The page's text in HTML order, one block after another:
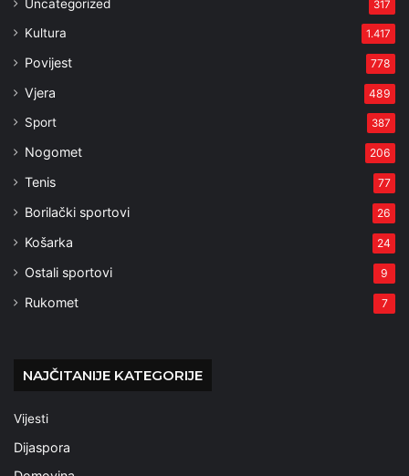
Uncategorized 317
Kultura 1.417
Povijest 778
Vjera 489
Sport 387
Nogomet 206
Tenis 77
Borilački sportovi 26
Košarka 24
Ostali sportovi 9
Rukomet 7
NAJČITANIJE KATEGORIJE
Vijesti
Dijaspora